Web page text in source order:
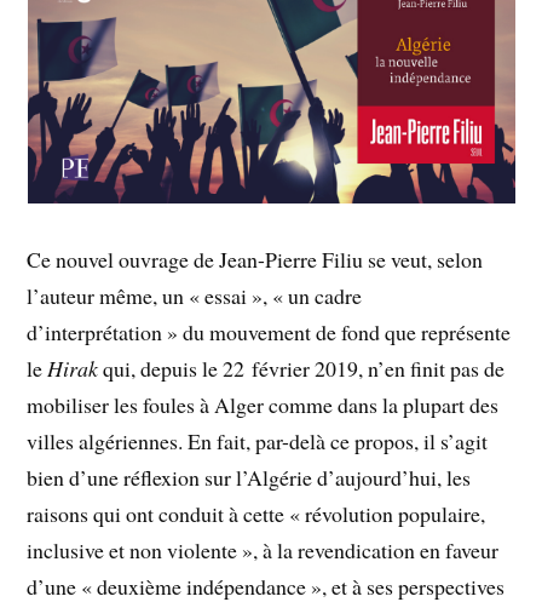
Ce nouvel ouvrage de Jean-Pierre Filiu se veut, selon
l’auteur même, un « essai », « un cadre
d’interprétation » du mouvement de fond que représente
le Hirakqui, depuis le 22 février 2019, n’en finit pas de
mobiliser les foules à Alger comme dans la plupart des
villes algériennes. En fait, par-delà ce propos, il s’agit
bien d’une réflexion sur l’Algérie d’aujourd’hui, les
raisons qui ont conduit à cette « révolution populaire,
inclusive et non violente », à la revendication en faveur
d’une « deuxième indépendance », et à ses perspectives